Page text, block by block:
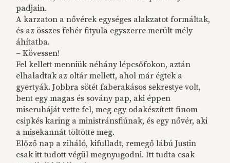
padjain.
A karzaton a nővérek egységes alakzatot formáltak,
és az összes fehér fityula egyszerre merült mély
áhítatba.
– Kövessen!
Fel kellett menniük néhány lépcsőfokon, aztán
elhaladtak az oltár mellett, ahol már égtek a
gyertyák. Jobbra sötét faberakásos sekrestye volt,
bent egy magas és sovány pap, aki éppen
miseruháját vette fel, meg egy odakészített finom
csipkés karing a ministránsfiúnak, és egy nővér, aki
a misekannát töltötte meg.
Előző nap a ziháló, kifulladt, remegő lábú Justin
csak itt tudott végül megnyugodni. Itt tudta csak